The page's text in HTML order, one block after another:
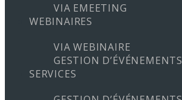
VIA EMEETING
WEBINAIRES
VIA WEBINAIRE
GESTION D’ÉVÉNEMENTS
SERVICES